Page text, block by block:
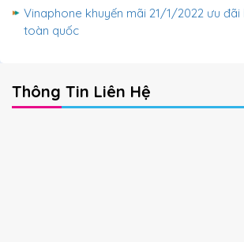
Vinaphone khuyến mãi 21/1/2022 ưu đãi
toàn quốc
Thông Tin Liên Hệ